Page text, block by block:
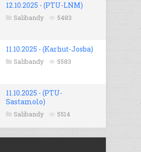
12.10.2025 - (PTU-LNM)
Salibandy 5483
11.10.2025 - (Karhut-Josba)
Salibandy 5583
11.10.2025 - (PTU-
Sastamolo)
Salibandy 5514